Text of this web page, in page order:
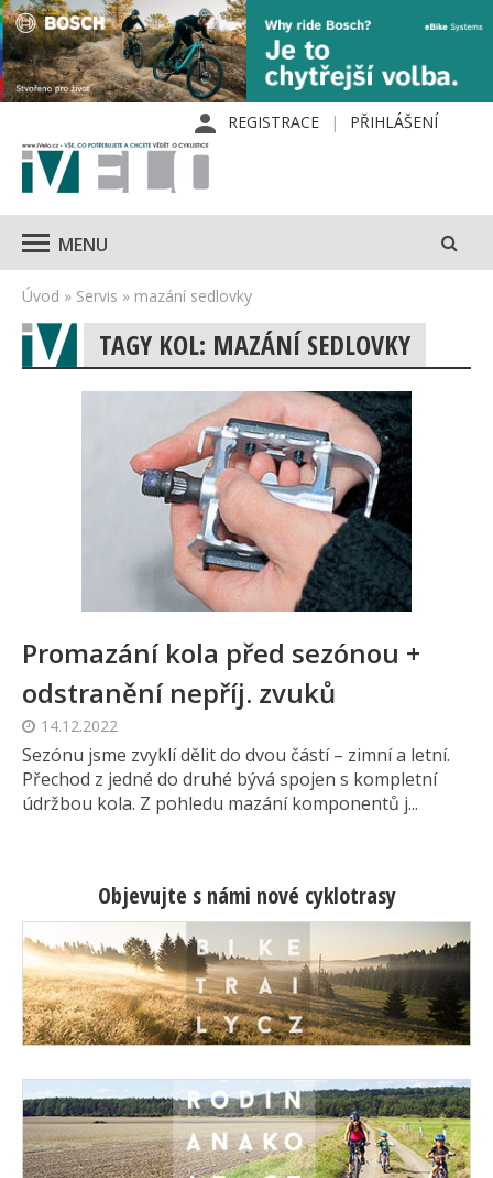
REGISTRACE PŘIHLÁŠENÍ
MENU
Úvod » Servis » mazání sedlovky
TAGY KOL: MAZÁNÍ SEDLOVKY
Promazání kola před sezónou +
odstranění nepříj. zvuků
14.12.2022
Sezónu jsme zvyklí dělit do dvou částí – zimní a letní.
Přechod z jedné do druhé bývá spojen s kompletní
údržbou kola. Z pohledu mazání komponentů j...
Objevujte s námi nové cyklotrasy